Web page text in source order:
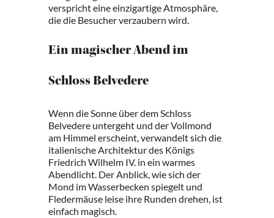
verspricht eine einzigartige Atmosphäre,
die die Besucher verzaubern wird.
Ein magischer Abend im
Schloss Belvedere
Wenn die Sonne über dem Schloss
Belvedere untergeht und der Vollmond
am Himmel erscheint, verwandelt sich die
italienische Architektur des Königs
Friedrich Wilhelm IV. in ein warmes
Abendlicht. Der Anblick, wie sich der
Mond im Wasserbecken spiegelt und
Fledermäuse leise ihre Runden drehen, ist
einfach magisch.